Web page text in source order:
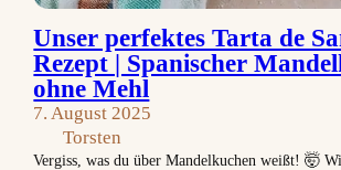
Unser perfektes Tarta de
Rezept | Spanischer
ohne Mehl
7. August 2025
Torsten
Vergiss, was du über Mandelkuchen weißt! 🤯